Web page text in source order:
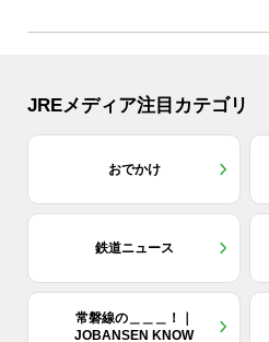
JREメディア注目カテゴリ
おでかけ
鉄道ニュース
常磐線の＿＿＿！｜
JOBANSEN KNOW